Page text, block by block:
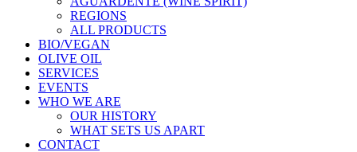
REGIONS
ALL PRODUCTS
BIO/VEGAN
OLIVE OIL
SERVICES
EVENTS
WHO WE ARE
OUR HISTORY
WHAT SETS US APART
CONTACT